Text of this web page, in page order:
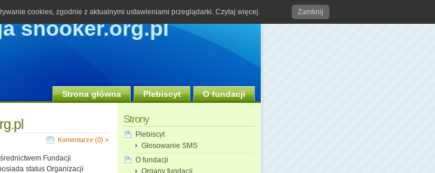
snooker.org.pl
Strona główna Plebiscyt O fundacji
Komentarze (0) »
Fundacji
status Organizacji
Strony
Plebiscyt
Głosowanie SMS
O fundacji
Organy fundacji
cookies, zgodnie z aktualnymi ustawieniami przeglądarki. Czytaj więcej. Zamknij